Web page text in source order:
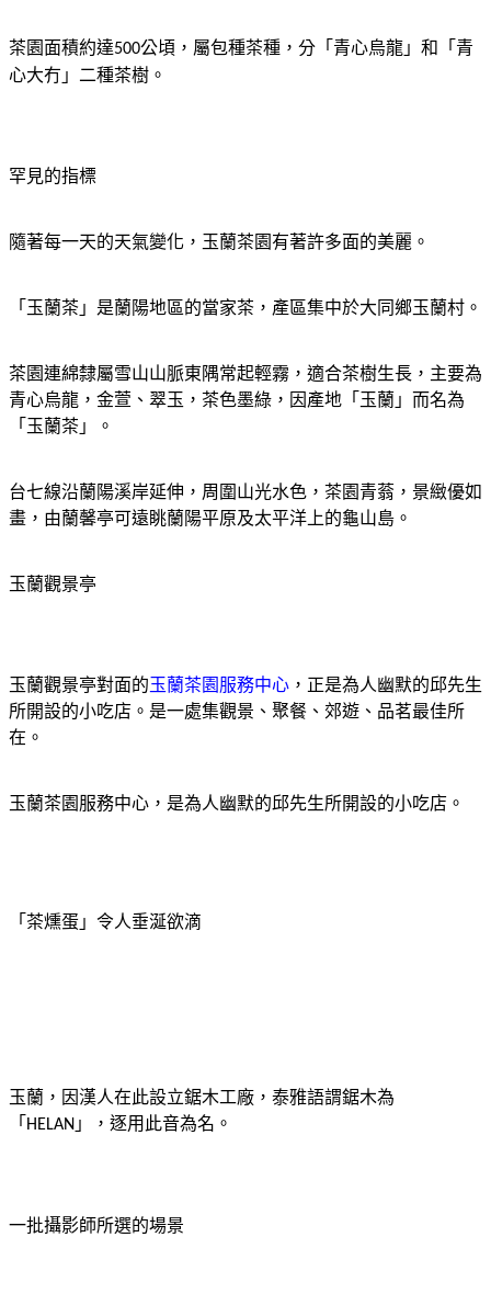
茶園面積約達500公頃，屬包種茶種，分「青心烏龍」和「青
心大冇」二種茶樹。
罕見的指標
隨著每一天的天氣變化，玉蘭茶園有著許多面的美麗。
「玉蘭茶」是蘭陽地區的當家茶，產區集中於大同鄉玉蘭村。
茶園連綿隸屬雪山山脈東隅常起輕霧，適合茶樹生長，主要為
青心烏龍，金萱、翠玉，茶色墨綠，因產地「玉蘭」而名為
「玉蘭茶」。
台七線沿蘭陽溪岸延伸，周圍山光水色，茶園青蓊，景緻優如
畫，由蘭馨亭可遠眺蘭陽平原及太平洋上的龜山島。
玉蘭觀景亭
玉蘭觀景亭對面的玉蘭茶園服務中心 ，正是為人幽默的邱先生
所開設的小吃店。是一處集觀景、聚餐、郊遊、品茗最佳所
在。
玉蘭茶園服務中心，是為人幽默的邱先生所開設的小吃店。
「茶燻蛋」令人垂涎欲滴
玉蘭，因漢人在此設立鋸木工廠，泰雅語謂鋸木為
「HELAN 」，逐用此音為名。
一批攝影師所選的場景